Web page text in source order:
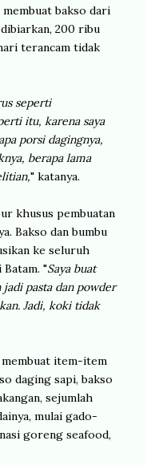
bakso dari
200 ribu
terancam tidak
seperti
itu, karena saya
porsi dagingnya,
berapa lama
" katanya.
khusus pembuatan
Bakso dan bumbu
ke seluruh
"Saya buat
pasta dan powder
Jadi, koki tidak
item-item
daging sapi, bakso
sejumlah
mulai gado-
goreng seafood,